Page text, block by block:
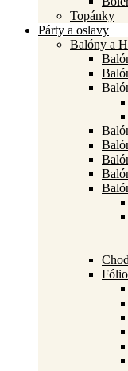
Topánky
Párty a oslavy
Balóny a